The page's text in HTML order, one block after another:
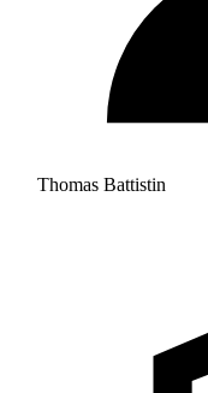
Thomas Battistin